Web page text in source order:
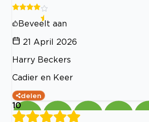
Beveelt aan
21 April 2026
Harry Beckers
Cadier en Keer
delen
10